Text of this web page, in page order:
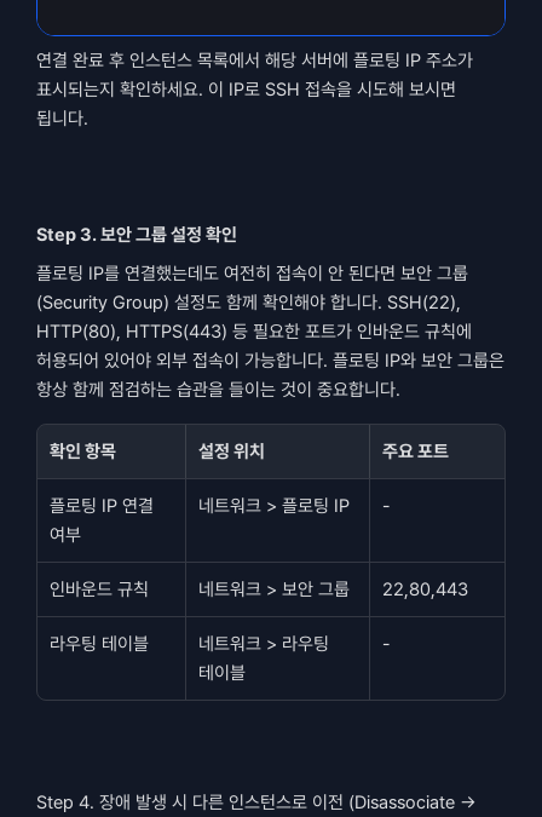
연결 완료 후 인스턴스 목록에서 해당 서버에 플로팅 IP 주소가
표시되는지 확인하세요. 이 IP로 SSH 접속을 시도해 보시면
됩니다.
Step 3. 보안 그룹 설정 확인
플로팅 IP를 연결했는데도 여전히 접속이 안 된다면 보안 그룹
(Security Group) 설정도 함께 확인해야 합니다. SSH(22),
HTTP(80), HTTPS(443) 등 필요한 포트가 인바운드 규칙에
허용되어 있어야 외부 접속이 가능합니다. 플로팅 IP와 보안 그룹은
항상 함께 점검하는 습관을 들이는 것이 중요합니다.
확인 항목 설정 위치 주요 포트
플로팅 IP 연결
여부
네트워크 > 플로팅 IP -
인바운드 규칙 네트워크 > 보안 그룹 22,80,443
라우팅 테이블
네트워크 > 라우팅
테이블
-
Step 4. 장애 발생 시 다른 인스턴스로 이전 (Disassociate →